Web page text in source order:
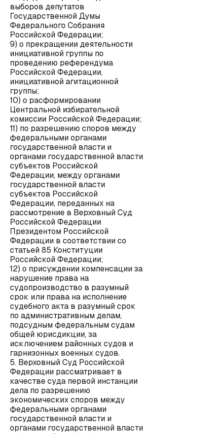
выборов депутатов
Государственной Думы
Федерального Собрания
Российской Федерации;
9) о прекращении деятельности
инициативной группы по
проведению референдума
Российской Федерации,
инициативной агитационной
группы;
10) о расформировании
Центральной избирательной
комиссии Российской Федерации;
11) по разрешению споров между
федеральными органами
государственной власти и
органами государственной власти
субъектов Российской
Федерации, между органами
государственной власти
субъектов Российской
Федерации, переданных на
рассмотрение в Верховный Суд
Российской Федерации
Президентом Российской
Федерации в соответствии со
статьей 85 Конституции
Российской Федерации;
12) о присуждении компенсации за
нарушение права на
судопроизводство в разумный
срок или права на исполнение
судебного акта в разумный срок
по административным делам,
подсудным федеральным судам
общей юрисдикции, за
исключением районных судов и
гарнизонных военных судов.
5. Верховный Суд Российской
Федерации рассматривает в
качестве суда первой инстанции
дела по разрешению
экономических споров между
федеральными органами
государственной власти и
органами государственной власти